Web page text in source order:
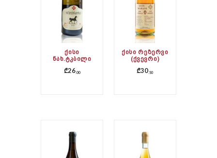
ᲥᲘᲡᲘ
ᲜᲐᲮ.ᲢᲙᲑᲘᲚᲘ
₾26 00
ᲥᲘᲡᲘ ᲠᲔᲖᲔᲠᲕᲘ
(ᲥᲕᲔᲕᲠᲘ)
₾30 50